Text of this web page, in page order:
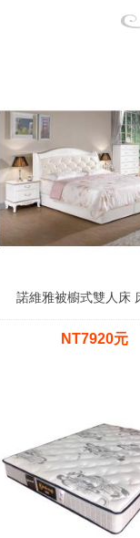
諾維雅被櫥式雙人床
NT7920元